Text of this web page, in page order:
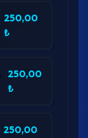
250,00
₺
250,00
₺
250,00